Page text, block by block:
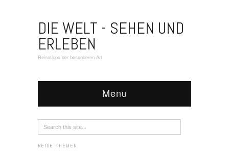
DIE WELT - SEHEN UND
ERLEBEN
Reisetipps der besonderen Art
Menu
REISE THEMEN